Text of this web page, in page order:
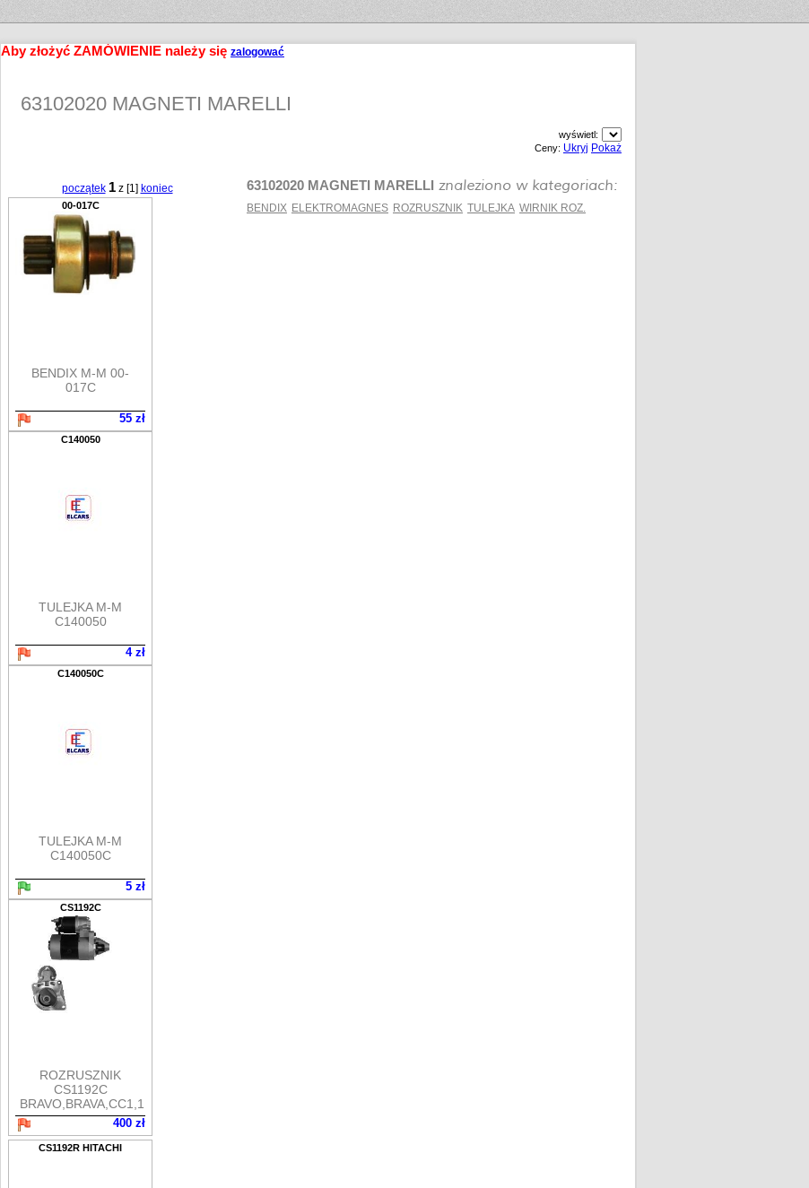
Aby złożyć ZAMÓWIENIE należy się zalogować
63102020 MAGNETI MARELLI
wyświetl:
Ceny: Ukryj Pokaż
63102020 MAGNETI MARELLI znaleziono w kategoriach:
BENDIX ELEKTROMAGNES ROZRUSZNIK TULEJKA WIRNIK ROZ.
początek 1z [1] koniec
00-017C
BENDIX M-M 00-
017C
55 zł
C140050
TULEJKA M-M
C140050
4 zł
C140050C
TULEJKA M-M
C140050C
5 zł
CS1192C
ROZRUSZNIK
CS1192C
BRAVO,BRAVA,CC1,1
400 zł
CS1192R HITACHI